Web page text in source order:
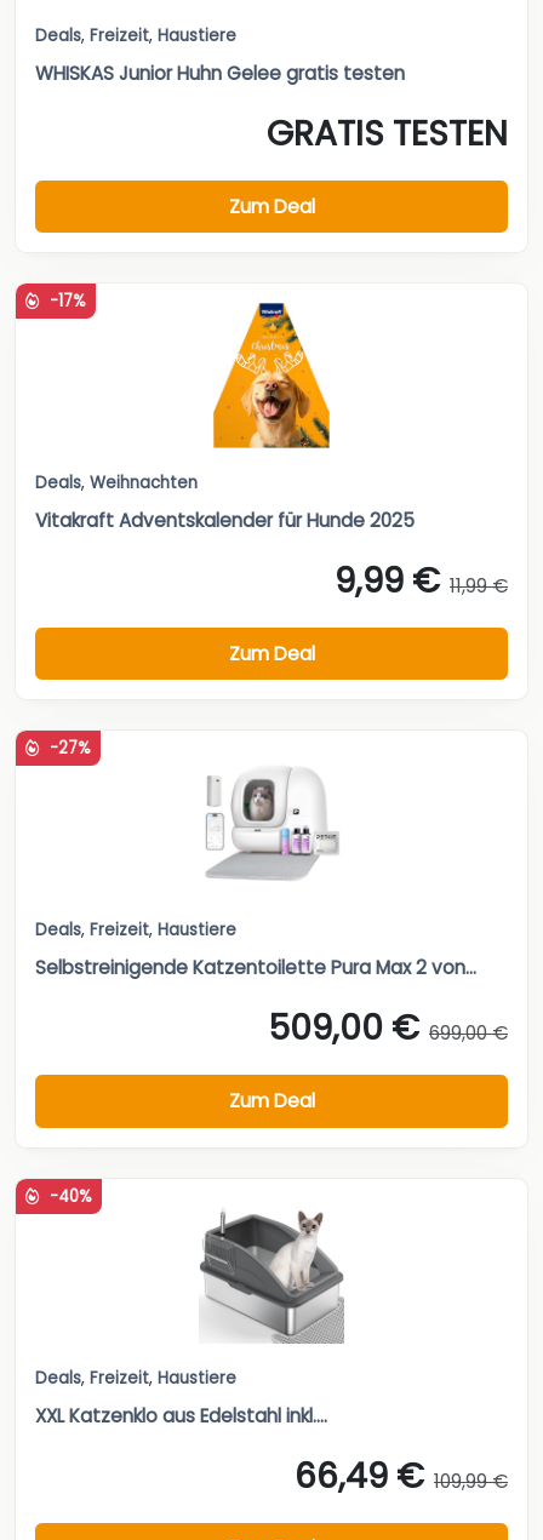
Deals, Freizeit, Haustiere
WHISKAS Junior Huhn Gelee gratis testen
GRATIS TESTEN
Zum Deal
-17%
Deals, Weihnachten
Vitakraft Adventskalender für Hunde 2025
9,99 € 11,99 €
Zum Deal
-27%
Deals, Freizeit, Haustiere
Selbstreinigende Katzentoilette Pura Max 2 von...
509,00 € 699,00 €
Zum Deal
-40%
Deals, Freizeit, Haustiere
XXL Katzenklo aus Edelstahl inkl....
66,49 € 109,99 €